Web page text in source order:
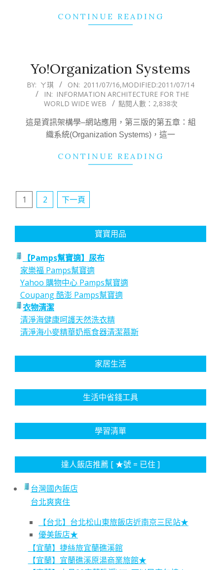
CONTINUE READING
Yo!Organization Systems
2011-
BY: ㄚ琪 ON: 2011/07/16,MODIFIED:2011/07/14
IN: INFORMATION ARCHITECTURE FOR THE
WORLD WIDE WEB
點閱人數：2,838次
這是資訊架構學–網站應用，第三版的第五章：組
織系統(Organization Systems)，這一
CONTINUE READING
文
頁
1 2 下一頁
寶寶用品
【Pamps幫寶適】尿布
家樂福 Pamps幫寶適
Yahoo 購物中心 Pamps幫寶適
Coupang 酷澎 Pamps幫寶適
衣物清潔
清淨海健康呵護天然洗衣精
清淨海小麥精華奶瓶食器清潔慕斯
家居生活
生活中省錢工具
學習清單
達人飯店推薦 [ ★號 = 已住 ]
台灣國內飯店
台北爽爽住
【台北】台北松山東旅飯店近南京三民站★
優美飯店★
【宜蘭】捷絲旅宜蘭礁溪館
【宜蘭】宜蘭礁溪原湯商業旅館★